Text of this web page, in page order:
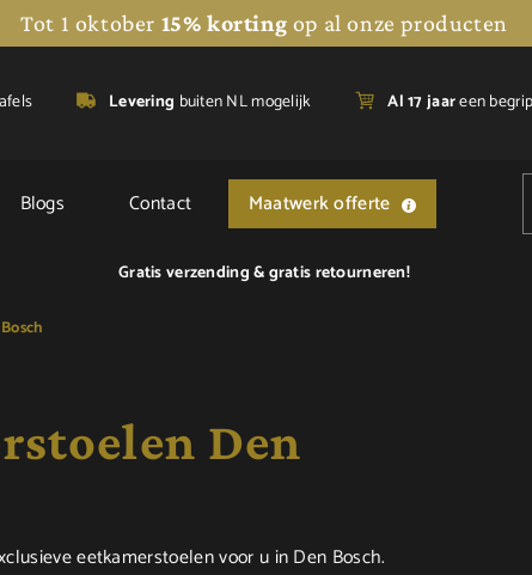
Tot 1 oktober 15% korting op al onze producten
Levering buiten NL mogelijk Al 17 jaareen
Blogs Contact Maatwerk offerte
Gratis verzending &gratis retourneren!
Den
eetkamerstoelen voor u in Den Bosch.